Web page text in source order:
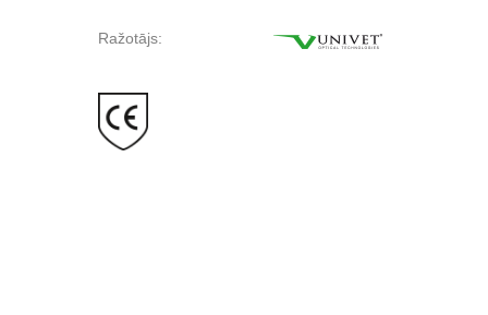
Ražotājs: